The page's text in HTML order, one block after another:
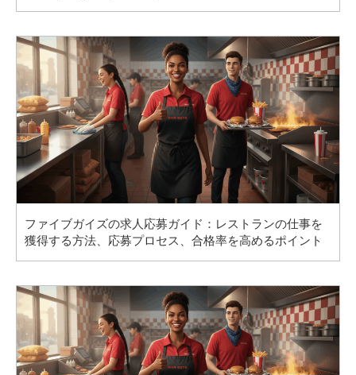
ファイブガイズの求人応募ガイド：レストランの仕事を
獲得する方法、応募プロセス、合格率を高めるポイント